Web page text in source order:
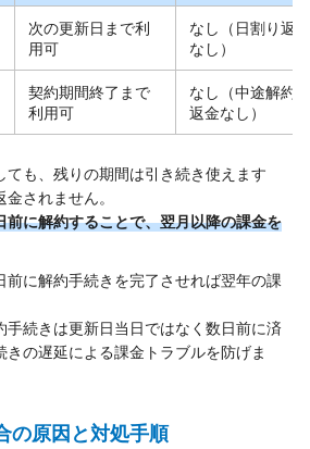
次の更新日まで利
用可
なし（日割り返金
なし）
契約期間終了まで
利用可
なし（中途解約の
返金なし）
も、残りの期間は引き続き使えます
されません。
前に解約することで、翌月以降の課金を
前に解約手続きを完了させれば翌年の課
手続きは更新日当日ではなく数日前に済
きの遅延による課金トラブルを防げま
の原因と対処手順